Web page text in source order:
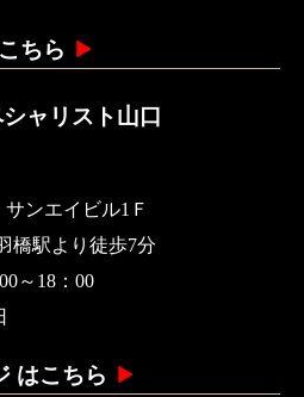
ちら
ャリスト山口
ンエイビル1Ｆ
橋駅より徒歩7分
～18：00
はこちら